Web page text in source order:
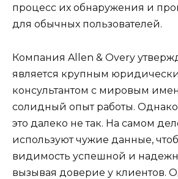
процесс их обнаружения и
для обычных пользователей.
Компания Allen & Overy
является крупным
консультантом с мировым
солидный опыт работы.
это далеко не так. На самом
используют чужие данные,
видимость успешной и
вызывая доверие у клиентов.